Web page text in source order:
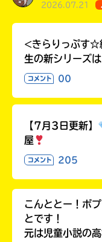
2026.07.21
<きらりっぷす☆
生の新シリーズ
コメント 00
【7月3日更新】
屋
コメント 205
こんととー！ポ
とです！
元は児童小説の